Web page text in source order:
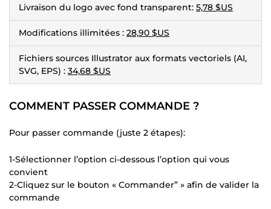
Livraison du logo avec fond transparent: 5,78 $US
Modifications illimitées : 28,90 $US
Fichiers sources Illustrator aux formats vectoriels (AI,
SVG, EPS) : 34,68 $US
COMMENT PASSER COMMANDE ?
Pour passer commande (juste 2 étapes):
1-Sélectionner l’option ci-dessous l’option qui vous
convient
2-Cliquez sur le bouton « Commander” » afin de valider la
commande